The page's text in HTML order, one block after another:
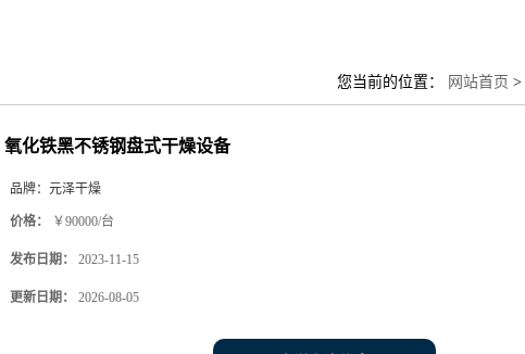
您当前的位置： 网站首页 >
氧化铁黑不锈钢盘式干燥设备
品牌： 元泽干燥
价格： ￥90000/台
发布日期： 2023-11-15
更新日期： 2026-08-05